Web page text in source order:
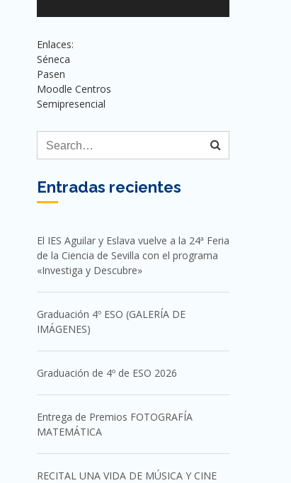
Enlaces:
Séneca
Pasen
Moodle Centros
Semipresencial
Entradas recientes
El IES Aguilar y Eslava vuelve a la 24ª Feria
de la Ciencia de Sevilla con el programa
«Investiga y Descubre»
Graduación 4º ESO (GALERÍA DE
IMÁGENES)
Graduación de 4º de ESO 2026
Entrega de Premios FOTOGRAFÍA
MATEMÁTICA
RECITAL UNA VIDA DE MÚSICA Y CINE